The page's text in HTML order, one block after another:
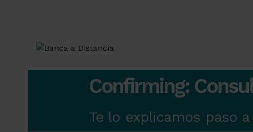
Confirming:
Te lo explicamos paso a